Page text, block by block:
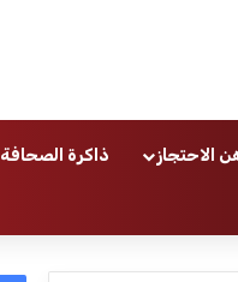
الاحتجاز ذاكرة الصحافة